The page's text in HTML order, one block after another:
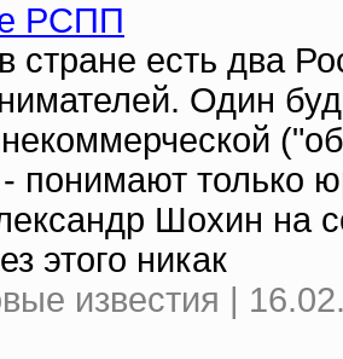
РСПП
стране есть два
Один
понимают только
Шохин на
этого никак
известия |